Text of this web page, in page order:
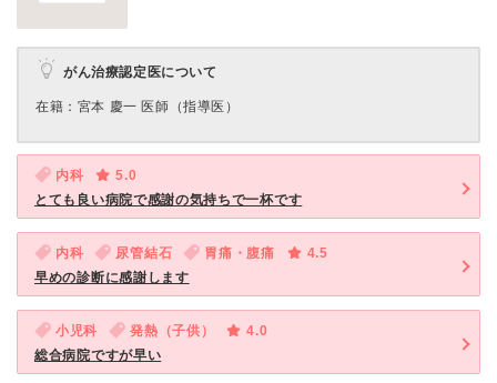
がん治療認定医について
在籍：宮本 慶⼀ 医師（指導医）
内科
5.0
とても良い病院で感謝の気持ちで一杯です
内科 尿管結石 胃痛・腹痛
4.5
早めの診断に感謝します
小児科 発熱（子供）
4.0
総合病院ですが早い